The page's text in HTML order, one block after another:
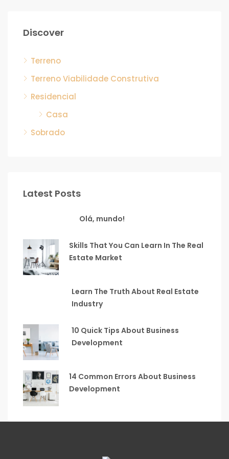
Discover
Terreno
Terreno Viabilidade Construtiva
Residencial
Casa
Sobrado
Latest Posts
Olá, mundo!
Skills That You Can Learn In The Real
Estate Market
Learn The Truth About Real Estate
Industry
10 Quick Tips About Business
Development
14 Common Errors About Business
Development